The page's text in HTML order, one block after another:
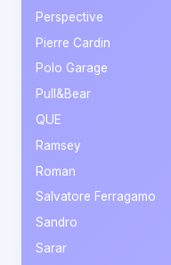
Perspective
Pierre Cardin
Polo Garage
Pull&Bear
QUE
Ramsey
Roman
Salvatore Ferragamo
Sandro
Sarar